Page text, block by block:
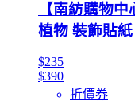
【南紡購物
植物 裝飾貼
$235
$390
折價券